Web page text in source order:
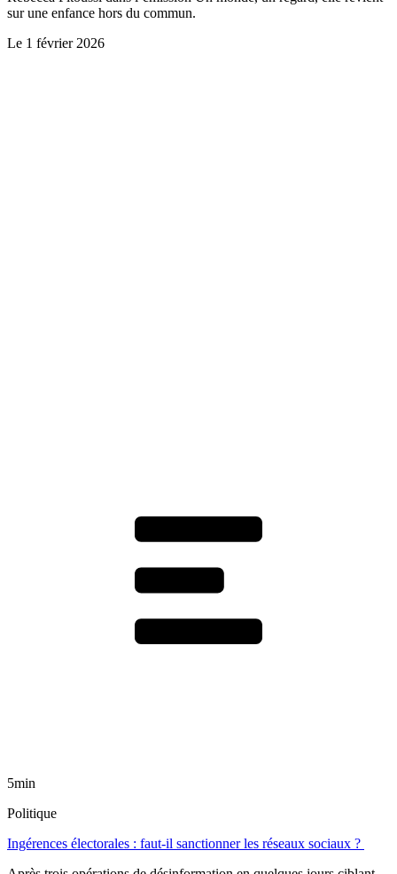
sur une enfance hors du commun.
Le 1 février 2026
5min
Politique
Ingérences électorales : faut-il sanctionner les réseaux sociaux ?